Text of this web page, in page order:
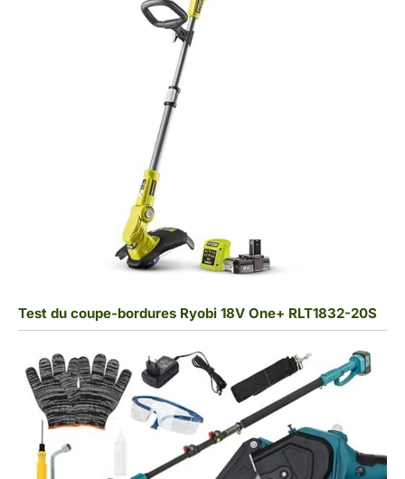
Test du coupe-bordures Ryobi 18V One+ RLT1832-20S